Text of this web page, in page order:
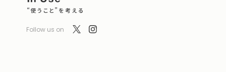
Follow us on